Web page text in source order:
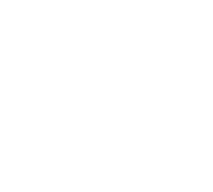
- Velours brique